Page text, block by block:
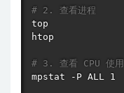
# 2. 查看进程
top
htop
# 3. 查看 CPU 使用
mpstat -P ALL 1